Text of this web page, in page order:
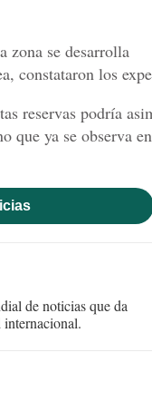
zona se desarrolla
constataron los
reservas podría
que ya se observa
de noticias que da